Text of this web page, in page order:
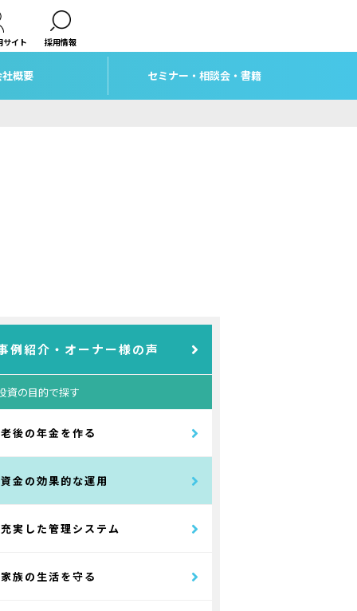
サイト 採用情報
概要 セミナー・相談会・書籍
例紹介・オーナー様の声
資の目的で探す
老後の年金を作る
資金の効果的な運用
充実した管理システム
家族の生活を守る